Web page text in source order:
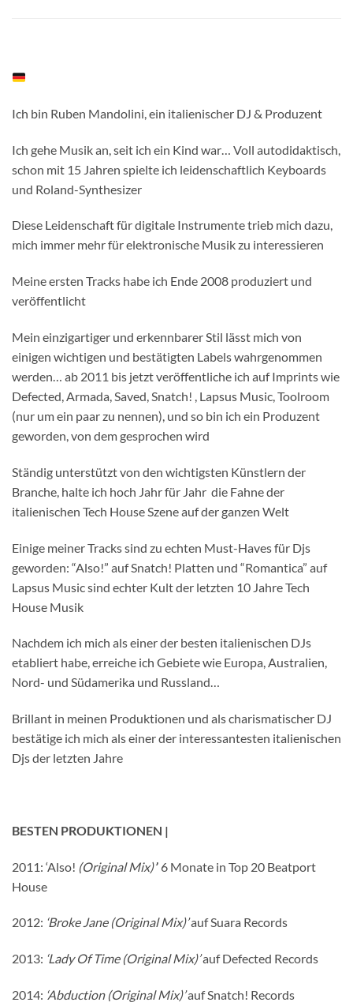
Ich bin Ruben Mandolini, ein italienischer DJ & Produzent
Ich gehe Musik an, seit ich ein Kind war… Voll autodidaktisch,
schon mit 15 Jahren spielte ich leidenschaftlich Keyboards
und Roland-Synthesizer
Diese Leidenschaft für digitale Instrumente trieb mich dazu,
mich immer mehr für elektronische Musik zu interessieren
Meine ersten Tracks habe ich Ende 2008 produziert und
veröffentlicht
Mein einzigartiger und erkennbarer Stil lässt mich von
einigen wichtigen und bestätigten Labels wahrgenommen
werden… ab 2011 bis jetzt veröffentliche ich auf Imprints wie
Defected, Armada, Saved, Snatch! , Lapsus Music, Toolroom
(nur um ein paar zu nennen), und so bin ich ein Produzent
geworden, von dem gesprochen wird
Ständig unterstützt von den wichtigsten Künstlern der
Branche, halte ich hoch Jahr für Jahr die Fahne der
italienischen Tech House Szene auf der ganzen Welt
Einige meiner Tracks sind zu echten Must-Haves für Djs
geworden: “Also!” auf Snatch! Platten und “Romantica” auf
Lapsus Music sind echter Kult der letzten 10 Jahre Tech
House Musik
Nachdem ich mich als einer der besten italienischen DJs
etabliert habe, erreiche ich Gebiete wie Europa, Australien,
Nord- und Südamerika und Russland…
Brillant in meinen Produktionen und als charismatischer DJ
bestätige ich mich als einer der interessantesten italienischen
Djs der letzten Jahre
BESTEN PRODUKTIONEN |
2011: ‘Also! (Original Mix)’’ 6 Monate in Top 20 Beatport
House
2012: ‘Broke Jane (Original Mix)’auf Suara Records
2013: ‘Lady Of Time (Original Mix)’auf Defected Records
2014: ‘Abduction (Original Mix)’auf Snatch! Records